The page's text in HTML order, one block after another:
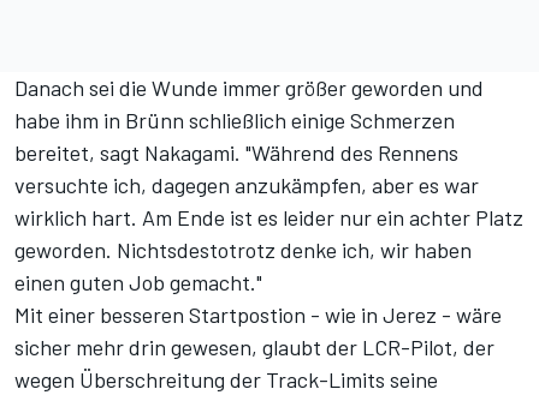
Danach sei die Wunde immer größer geworden und
habe ihm in Brünn schließlich einige Schmerzen
bereitet, sagt Nakagami. "Während des Rennens
versuchte ich, dagegen anzukämpfen, aber es war
wirklich hart. Am Ende ist es leider nur ein achter Platz
geworden. Nichtsdestotrotz denke ich, wir haben
einen guten Job gemacht."
Mit einer besseren Startpostion - wie in Jerez - wäre
sicher mehr drin gewesen, glaubt der LCR-Pilot, der
wegen Überschreitung der Track-Limits seine